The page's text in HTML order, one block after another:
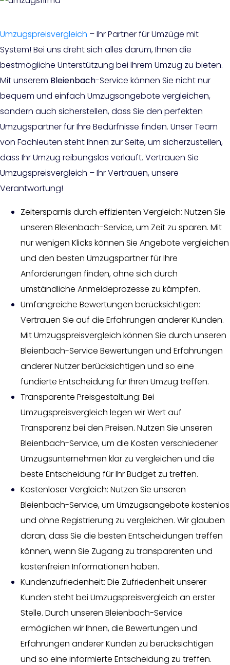
Umzugspreisvergleich – Ihr Partner für Umzüge mit
System! Bei uns dreht sich alles darum, Ihnen die
bestmögliche Unterstützung bei Ihrem Umzug zu bieten.
Mit unserem Bleienbach-Service können Sie nicht nur
bequem und einfach Umzugsangebote vergleichen,
sondern auch sicherstellen, dass Sie den perfekten
Umzugspartner für Ihre Bedürfnisse finden. Unser Team
von Fachleuten steht Ihnen zur Seite, um sicherzustellen,
dass Ihr Umzug reibungslos verläuft. Vertrauen Sie
Umzugspreisvergleich – Ihr Vertrauen, unsere
Verantwortung!
Zeitersparnis durch effizienten Vergleich: Nutzen Sie
unseren Bleienbach-Service, um Zeit zu sparen. Mit
nur wenigen Klicks können Sie Angebote vergleichen
und den besten Umzugspartner für Ihre
Anforderungen finden, ohne sich durch
umständliche Anmeldeprozesse zu kämpfen.
Umfangreiche Bewertungen berücksichtigen:
Vertrauen Sie auf die Erfahrungen anderer Kunden.
Mit Umzugspreisvergleich können Sie durch unseren
Bleienbach-Service Bewertungen und Erfahrungen
anderer Nutzer berücksichtigen und so eine
fundierte Entscheidung für Ihren Umzug treffen.
Transparente Preisgestaltung: Bei
Umzugspreisvergleich legen wir Wert auf
Transparenz bei den Preisen. Nutzen Sie unseren
Bleienbach-Service, um die Kosten verschiedener
Umzugsunternehmen klar zu vergleichen und die
beste Entscheidung für Ihr Budget zu treffen.
Kostenloser Vergleich: Nutzen Sie unseren
Bleienbach-Service, um Umzugsangebote kostenlos
und ohne Registrierung zu vergleichen. Wir glauben
daran, dass Sie die besten Entscheidungen treffen
können, wenn Sie Zugang zu transparenten und
kostenfreien Informationen haben.
Kundenzufriedenheit: Die Zufriedenheit unserer
Kunden steht bei Umzugspreisvergleich an erster
Stelle. Durch unseren Bleienbach-Service
ermöglichen wir Ihnen, die Bewertungen und
Erfahrungen anderer Kunden zu berücksichtigen
und so eine informierte Entscheidung zu treffen.